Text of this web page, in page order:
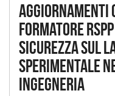
Aggiornamenti
formatore
Sicurezza sul
sperimentale
ingegneria